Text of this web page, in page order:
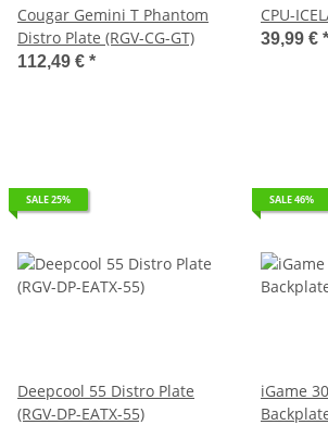
Cougar Gemini T Phantom
Distro Plate (RGV-CG-GT)
112,49 € *
CPU-
39,99 € *
SALE 25%
Deepcool 55 Distro Plate
(RGV-DP-EATX-55)
SALE 46%
iGame